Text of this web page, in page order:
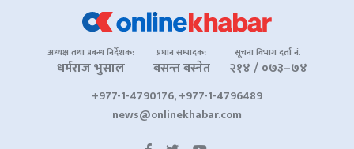
अध्यक्ष तथा प्रबन्ध निर्देशक:
धर्मराज भुसाल
प्रधान सम्पादक:
बसन्त बस्नेत
सूचना विभाग दर्ता नं.
२१४ / ०७३–७४
+977-1-4790176, +977-1-4796489
news@onlinekhabar.com